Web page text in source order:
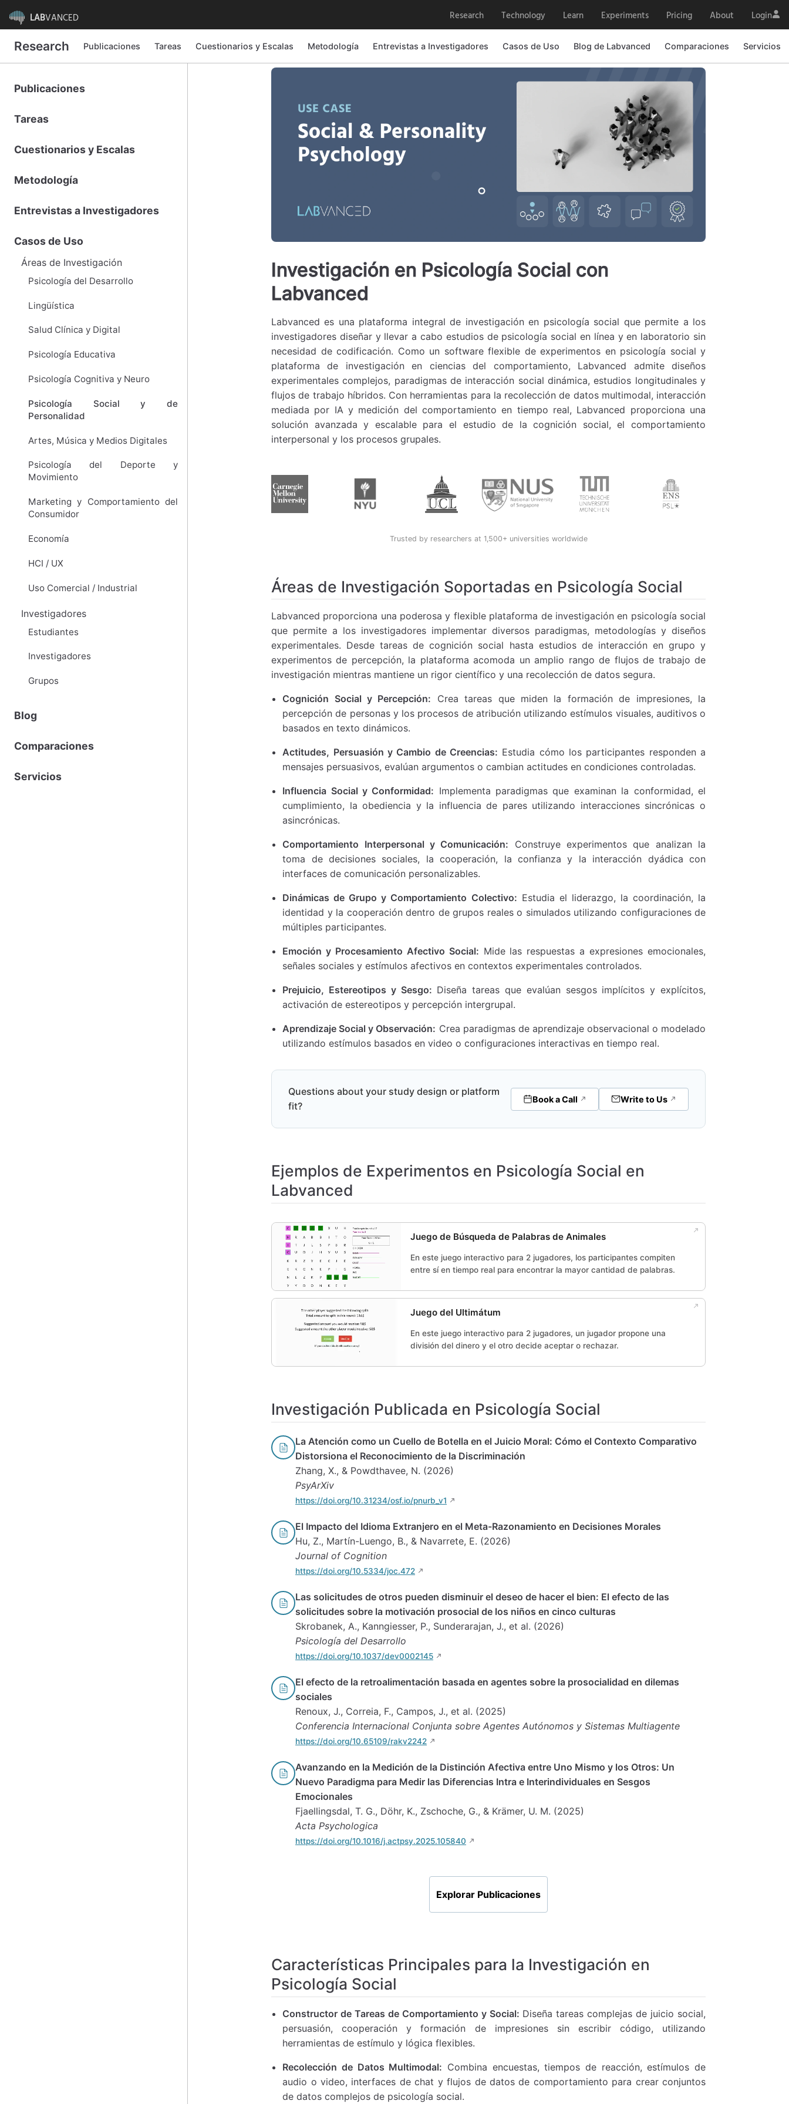
LABVANCED Research Technology Learn Experiments Pricing About Login
Research Publicaciones Tareas Cuestionarios y Escalas Metodología Entrevistas a Investigadores Casos de Uso Blog de Labvanced Comparaciones Servicios
Publicaciones
Tareas
Cuestionarios y Escalas
Metodología
Entrevistas a Investigadores
Casos de Uso
Áreas de Investigación
Psicología del Desarrollo
Lingüística
Salud Clínica y Digital
Psicología Educativa
Psicología Cognitiva y Neuro
Psicología Social y de
Personalidad
Artes, Música y Medios Digitales
Psicología del Deporte y
Movimiento
Marketing y Comportamiento del
Consumidor
Economía
HCI / UX
Uso Comercial / Industrial
Investigadores
Estudiantes
Investigadores
Grupos
Blog
Comparaciones
Servicios
Investigación en Psicología Social con
Labvanced
Labvanced es una plataforma integral de investigación en psicología social que permite a los
investigadores diseñar y llevar a cabo estudios de psicología social en línea y en laboratorio sin
necesidad de codificación. Como un software flexible de experimentos en psicología social y
plataforma de investigación en ciencias del comportamiento, Labvanced admite diseños
experimentales complejos, paradigmas de interacción social dinámica, estudios longitudinales y
flujos de trabajo híbridos. Con herramientas para la recolección de datos multimodal, interacción
mediada por IA y medición del comportamiento en tiempo real, Labvanced proporciona una
solución avanzada y escalable para el estudio de la cognición social, el comportamiento
interpersonal y los procesos grupales.
Trusted by researchers at 1,500+ universities worldwide
Áreas de Investigación Soportadas en Psicología Social
Labvanced proporciona una poderosa y flexible plataforma de investigación en psicología social
que permite a los investigadores implementar diversos paradigmas, metodologías y diseños
experimentales. Desde tareas de cognición social hasta estudios de interacción en grupo y
experimentos de percepción, la plataforma acomoda un amplio rango de flujos de trabajo de
investigación mientras mantiene un rigor científico y una recolección de datos segura.
Cognición Social y Percepción: Crea tareas que miden la formación de impresiones, la
percepción de personas y los procesos de atribución utilizando estímulos visuales, auditivos o
basados en texto dinámicos.
Actitudes, Persuasión y Cambio de Creencias: Estudia cómo los participantes responden a
mensajes persuasivos, evalúan argumentos o cambian actitudes en condiciones controladas.
Influencia Social y Conformidad: Implementa paradigmas que examinan la conformidad, el
cumplimiento, la obediencia y la influencia de pares utilizando interacciones sincrónicas o
asincrónicas.
Comportamiento Interpersonal y Comunicación: Construye experimentos que analizan la
toma de decisiones sociales, la cooperación, la confianza y la interacción dyádica con
interfaces de comunicación personalizables.
Dinámicas de Grupo y Comportamiento Colectivo: Estudia el liderazgo, la coordinación, la
identidad y la cooperación dentro de grupos reales o simulados utilizando configuraciones de
múltiples participantes.
Emoción y Procesamiento Afectivo Social: Mide las respuestas a expresiones emocionales,
señales sociales y estímulos afectivos en contextos experimentales controlados.
Prejuicio, Estereotipos y Sesgo: Diseña tareas que evalúan sesgos implícitos y explícitos,
activación de estereotipos y percepción intergrupal.
Aprendizaje Social y Observación: Crea paradigmas de aprendizaje observacional o modelado
utilizando estímulos basados en video o configuraciones interactivas en tiempo real.
Questions about your study design or platform
fit?
Book a Call Write to Us
Ejemplos de Experimentos en Psicología Social en
Labvanced
Juego de Búsqueda de Palabras de Animales
En este juego interactivo para 2 jugadores, los participantes compiten
entre sí en tiempo real para encontrar la mayor cantidad de palabras.
Juego del Ultimátum
En este juego interactivo para 2 jugadores, un jugador propone una
división del dinero y el otro decide aceptar o rechazar.
Investigación Publicada en Psicología Social
La Atención como un Cuello de Botella en el Juicio Moral: Cómo el Contexto Comparativo
Distorsiona el Reconocimiento de la Discriminación
Zhang, X., & Powdthavee, N. (2026)
PsyArXiv
https://doi.org/10.31234/osf.io/pnurb_v1
El Impacto del Idioma Extranjero en el Meta-Razonamiento en Decisiones Morales
Hu, Z., Martín-Luengo, B., & Navarrete, E. (2026)
Journal of Cognition
https://doi.org/10.5334/joc.472
Las solicitudes de otros pueden disminuir el deseo de hacer el bien: El efecto de las
solicitudes sobre la motivación prosocial de los niños en cinco culturas
Skrobanek, A., Kanngiesser, P., Sunderarajan, J., et al. (2026)
Psicología del Desarrollo
https://doi.org/10.1037/dev0002145
El efecto de la retroalimentación basada en agentes sobre la prosocialidad en dilemas
sociales
Renoux, J., Correia, F., Campos, J., et al. (2025)
Conferencia Internacional Conjunta sobre Agentes Autónomos y Sistemas Multiagente
https://doi.org/10.65109/rakv2242
Avanzando en la Medición de la Distinción Afectiva entre Uno Mismo y los Otros: Un
Nuevo Paradigma para Medir las Diferencias Intra e Interindividuales en Sesgos
Emocionales
Fjaellingsdal, T. G., Döhr, K., Zschoche, G., & Krämer, U. M. (2025)
Acta Psychologica
https://doi.org/10.1016/j.actpsy.2025.105840
Explorar Publicaciones
Características Principales para la Investigación en
Psicología Social
Constructor de Tareas de Comportamiento y Social: Diseña tareas complejas de juicio social,
persuasión, cooperación y formación de impresiones sin escribir código, utilizando
herramientas de estímulo y lógica flexibles.
Recolección de Datos Multimodal: Combina encuestas, tiempos de reacción, estímulos de
audio o video, interfaces de chat y flujos de datos de comportamiento para crear conjuntos
de datos complejos de psicología social.